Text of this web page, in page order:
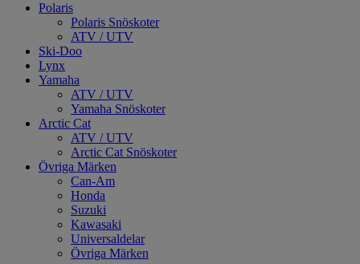
Polaris
Polaris Snöskoter
ATV / UTV
Ski-Doo
Lynx
Yamaha
ATV / UTV
Yamaha Snöskoter
Arctic Cat
ATV / UTV
Arctic Cat Snöskoter
Övriga Märken
Can-Am
Honda
Suzuki
Kawasaki
Universaldelar
Övriga Märken